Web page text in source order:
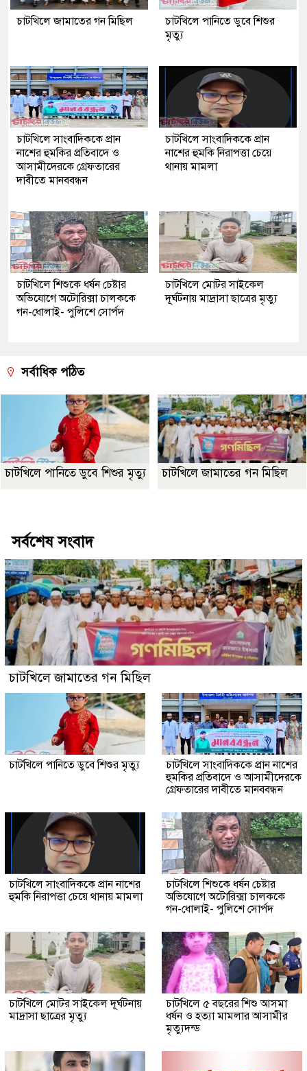
চাটখিলে জামাতের গন মিছিল
চাটখিলে পানিতে ডুবে শিশুর
মৃত্যু
চাটখিলে সাংবাদিককে প্রান
নাশের হুমকির প্রতিবাদে ও
আসামীদেরকে গ্রেফতারের
দাবীতে মানববন্ধন
চাটখিলে সাংবাদিককে প্রান
নাশের হুমকি নিরাপত্তা চেয়ে
থানায় মামলা
চাটখিলে শিশুকে ধর্ষন চেষ্টার
অভিযোগে অটোরিক্সা চালককে
গন-ধোলাই- পুলিশে সোর্পদ
চাটখিলে মোটর সাইকেল
দূর্ঘটনায় মাদ্রাসা ছাত্রের মৃত্যু
সর্বাধিক পঠিত
চাটখিলে পানিতে ডুবে শিশুর মৃত্যু চাটখিলে জামাতের গন মিছিল
সর্বশেষ সংবাদ
চাটখিলে জামাতের গন মিছিল
চাটখিলে পানিতে ডুবে শিশুর মৃত্যু
চাটখিলে সাংবাদিককে প্রান নাশের
হুমকির প্রতিবাদে ও আসামীদেরকে
গ্রেফতারের দাবীতে মানববন্ধন
চাটখিলে সাংবাদিককে প্রান নাশের
হুমকি নিরাপত্তা চেয়ে থানায় মামলা
চাটখিলে শিশুকে ধর্ষন চেষ্টার
অভিযোগে অটোরিক্সা চালককে
গন-ধোলাই- পুলিশে সোর্পদ
চাটখিলে মোটর সাইকেল দূর্ঘটনায়
মাদ্রাসা ছাত্রের মৃত্যু
চাটখিলে ৫ বছরের শিশু আসমা
ধর্ষন ও হত্যা মামলার আসামীর
মৃত্যুদন্ড